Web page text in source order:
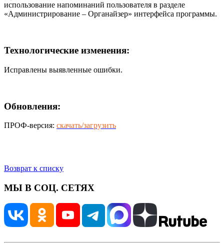
использование напоминаний пользователя в разделе
«Администрирование – Органайзер» интерфейса программы.
Технологические изменения:
Исправлены выявленные ошибки.
Обновления:
ПРОФ-версия: скачать/загрузить
Возврат к списку
МЫ В СОЦ. СЕТЯХ